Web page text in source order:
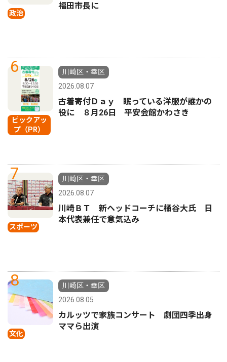
政治
福田市長に
6
ピックアッ
プ（PR）
川崎区・幸区
2026.08.07
古着寄付Ｄａｙ 眠っている洋服が誰かの
役に ８月26日 平安会館かわさき
7
スポーツ
川崎区・幸区
2026.08.07
川崎ＢＴ 新ヘッドコーチに桶谷大氏 日
本代表兼任で意気込み
8
文化
川崎区・幸区
2026.08.05
カルッツで家族コンサート 劇団四季出身
ママら出演